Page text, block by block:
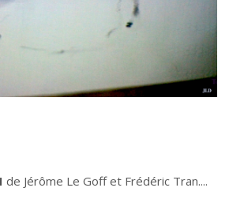
de Jérôme Le Goff et Frédéric Tran.